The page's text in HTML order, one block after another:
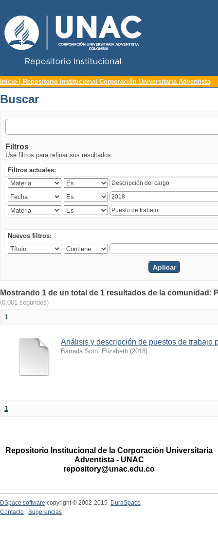
Buscar
Inicio | Repositorio Institucional Corporación Universitaria Adventista
Buscar
Filtros
Use filtros para refinar sus resultados.
Filtros actuales:
Nuevos filtros:
Mostrando 1 de un total de 1 resultados de la comunidad:
(0.001 segundos)
1
Análisis y descripción de puestos de trabajo
Barrada Soto, Elizabeth (2018)
1
Repositorio Institucional de la Corporación Universitaria
Adventista - UNAC
repository@unac.edu.co
DSpace software copyright © 2002-2015
DuraSpace
Contacto
Sugerencias